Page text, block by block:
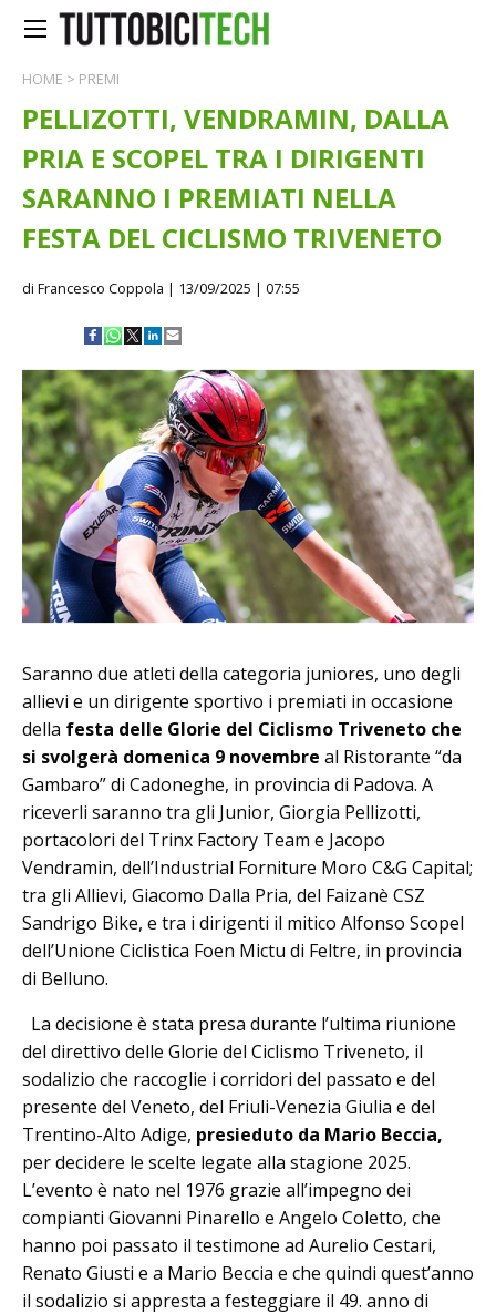
HOME > PREMI
PELLIZOTTI, VENDRAMIN, DALLA
PRIA E SCOPEL TRA I DIRIGENTI
SARANNO I PREMIATI NELLA
FESTA DEL CICLISMO TRIVENETO
di Francesco Coppola | 13/09/2025 | 07:55
Saranno due atleti della categoria juniores, uno degli
allievi e un dirigente sportivo i premiati in occasione
della festa delle Glorie del Ciclismo Triveneto che
si svolgerà domenica 9 novembre al Ristorante “da
Gambaro” di Cadoneghe, in provincia di Padova. A
riceverli saranno tra gli Junior, Giorgia Pellizotti,
portacolori del Trinx Factory Team e Jacopo
Vendramin, dell’Industrial Forniture Moro C&G Capital;
tra gli Allievi, Giacomo Dalla Pria, del Faizanè CSZ
Sandrigo Bike, e tra i dirigenti il mitico Alfonso Scopel
dell’Unione Ciclistica Foen Mictu di Feltre, in provincia
di Belluno.
La decisione è stata presa durante l’ultima riunione
del direttivo delle Glorie del Ciclismo Triveneto, il
sodalizio che raccoglie i corridori del passato e del
presente del Veneto, del Friuli-Venezia Giulia e del
Trentino-Alto Adige, presieduto da Mario Beccia,
per decidere le scelte legate alla stagione 2025.
L’evento è nato nel 1976 grazie all’impegno dei
compianti Giovanni Pinarello e Angelo Coletto, che
hanno poi passato il testimone ad Aurelio Cestari,
Renato Giusti e a Mario Beccia e che quindi quest’anno
il sodalizio si appresta a festeggiare il 49. anno di